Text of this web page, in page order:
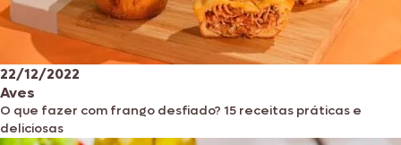
22/12/2022
Aves
O que fazer com frango desfiado? 15 receitas práticas e
deliciosas